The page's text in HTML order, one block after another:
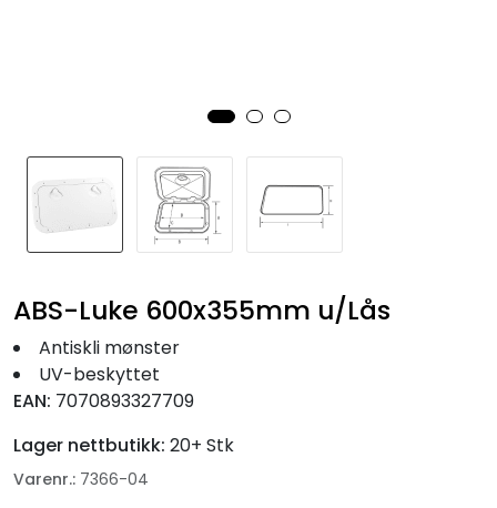
ABS-Luke 600x355mm u/Lås
Antiskli mønster
UV-beskyttet
EAN: 7070893327709
Lager nettbutikk: 20+ Stk
Varenr.: 7366-04
Nyheter